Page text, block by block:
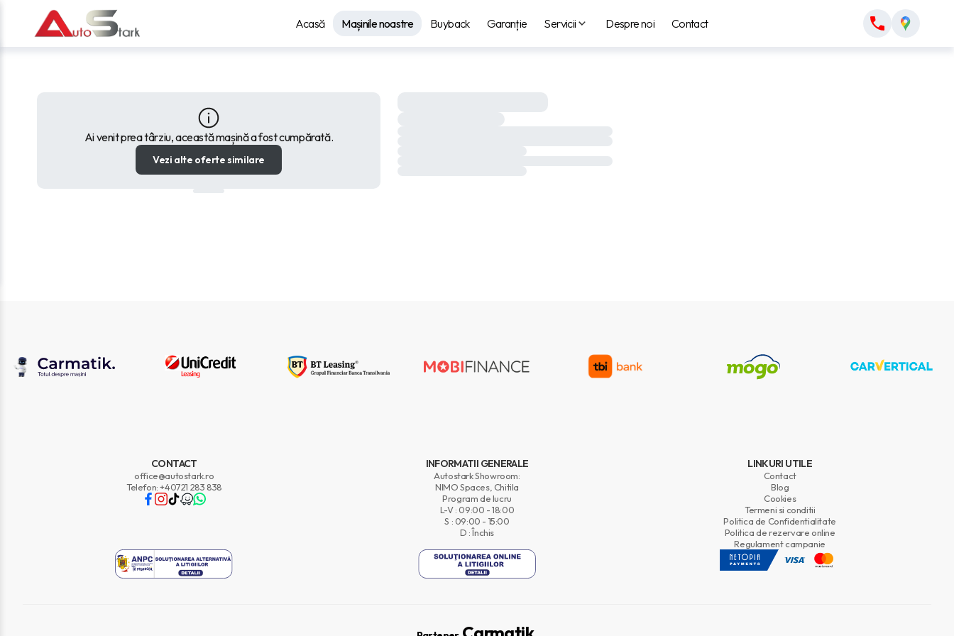
Acasă Mașinile noastre Buyback Garanție Servicii Despre noi Contact
Ai venit prea târziu, această mașină a fost cumpărată.
Vezi alte oferte similare
CONTACT
office@autostark.ro
Telefon: +40721 283 838
INFORMATII GENERALE
Autostark Showroom:
NIMO Spaces, Chitila
Program de lucru
L-V : 09:00 - 18:00
S : 09:00 - 15:00
D : Închis
LINKURI UTILE
Contact
Blog
Cookies
Termeni si conditii
Politica de Confidentialitate
Politica de rezervare online
Regulament campanie